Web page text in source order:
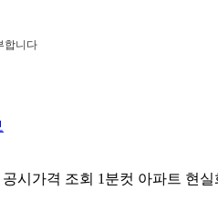
합니다
공시가격 조회 1분컷 아파트 현실